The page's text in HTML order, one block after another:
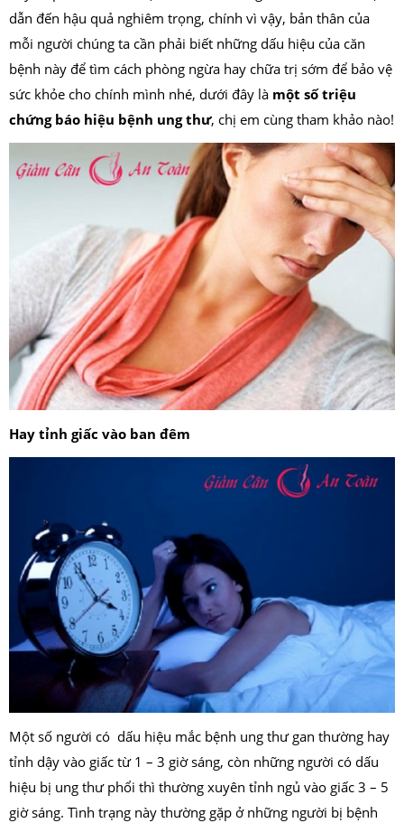
dẫn đến hậu quả nghiêm trọng, chính vì vậy, bản thân của
mỗi người chúng ta cần phải biết những dấu hiệu của căn
bệnh này để tìm cách phòng ngừa hay chữa trị sớm để bảo vệ
sức khỏe cho chính mình nhé, dưới đây là một số triệu
chứng báo hiệu bệnh ung thư, chị em cùng tham khảo nào!
Hay tỉnh giấc vào ban đêm
Một số người có dấu hiệu mắc bệnh ung thư gan thường hay
tỉnh dậy vào giấc từ 1 – 3 giờ sáng, còn những người có dấu
hiệu bị ung thư phổi thì thường xuyên tỉnh ngủ vào giấc 3 – 5
giờ sáng. Tình trạng này thường gặp ở những người bị bệnh